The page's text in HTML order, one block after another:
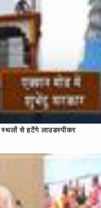
स्थलों से हटेंगे लाउडस्पीकर